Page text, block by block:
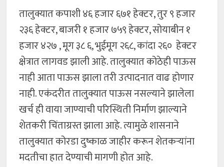
तालुक्यात कपाशी ४६ हजार ६७१ हेक्टर, तुर ९ हजार
२३६ हेक्टर, बाजरी १ हजार ७५९ हेक्टर, सोयाबीन १
हजार ४२७ , मूग ३८ ६, भुईमूग २६८, कांदा २६० हेक्टर
क्षेत्रात लागवड झाली आहे. तालुक्यात कोठेही पाऊस
नाही आता पाऊस झाला तरी उत्पादनात वाढ होणार
नाही. एकंदरीत तालुक्यात पाऊस नसल्याने झालेला
खर्च ही वाया जाण्याची परिस्थिती निर्माण झाल्याने
शेतकरी चिंताग्रस्त झाला आहे. त्यामुळे शासनाने
तालुक्यात कोरडा दुष्काळ जाहीर करून शेतकऱ्यांना
मदतीचा हात देण्याची मागणी होत आहे.